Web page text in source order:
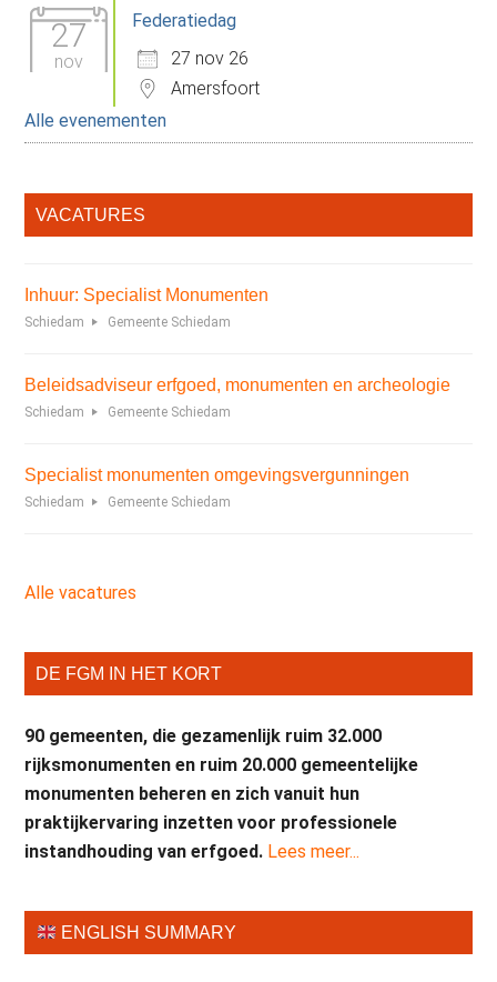
27
nov
Federatiedag
27 nov 26
Amersfoort
Alle evenementen
VACATURES
Inhuur: Specialist Monumenten
Schiedam Gemeente Schiedam
Beleidsadviseur erfgoed, monumenten en archeologie
Schiedam Gemeente Schiedam
Specialist monumenten omgevingsvergunningen
Schiedam Gemeente Schiedam
Alle vacatures
DE FGM IN HET KORT
90 gemeenten, die gezamenlijk ruim 32.000
rijksmonumenten en ruim 20.000 gemeentelijke
monumenten beheren en zich vanuit hun
praktijkervaring inzetten voor professionele
instandhouding van erfgoed. Lees meer...
ENGLISH SUMMARY